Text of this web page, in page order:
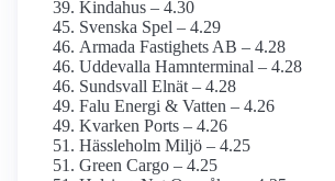
Kindahus – 4.30
Svenska Spel – 4.29
Armada Fastighets AB – 4.28
Uddevalla Hamnterminal – 4.28
Sundsvall Elnät – 4.28
Falu Energi & Vatten – 4.26
Kvarken Ports – 4.26
Hässleholm Miljö – 4.25
Green Cargo – 4.25